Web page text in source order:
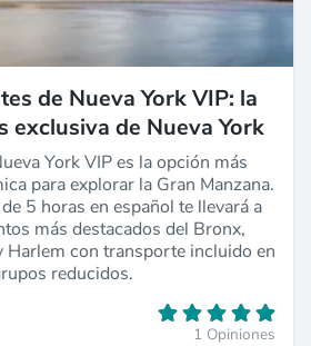
de Nueva York VIP: la
exclusiva de Nueva York
York VIP es la opción más
para explorar la Gran Manzana.
5 horas en español te llevará a
más destacados del Bronx,
Harlem con transporte incluido en
reducidos.
1 Opiniones